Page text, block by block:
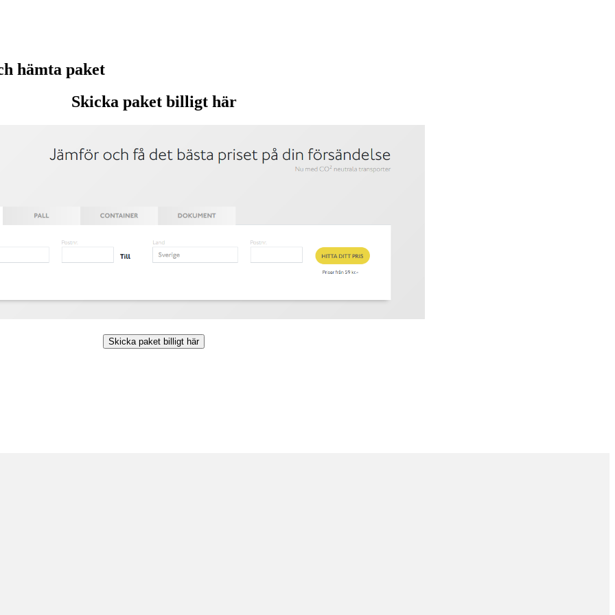
hämta paket
Skicka paket billigt här
Skicka paket billigt här